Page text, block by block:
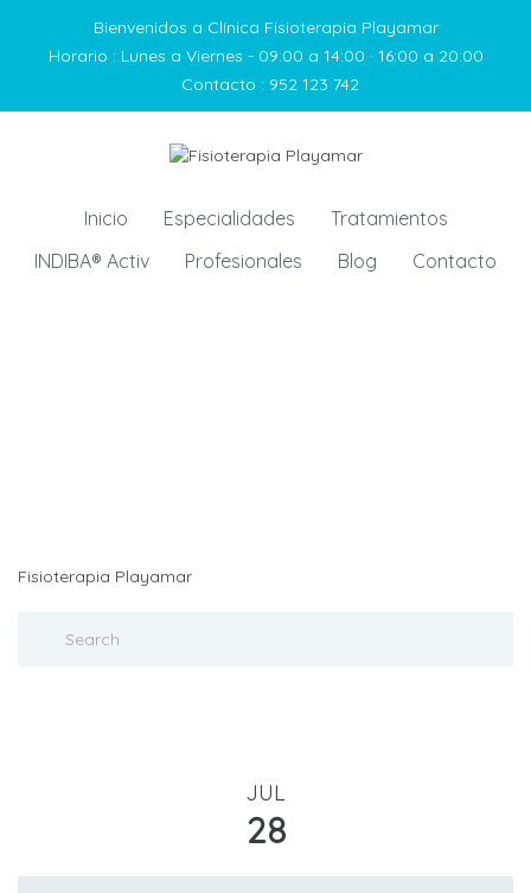
Bienvenidos a Clínica Fisioterapia Playamar
Horario : Lunes a Viernes - 09:00 a 14:00 · 16:00 a 20:00
Contacto : 952 123 742
Inicio Especialidades
Tratamientos
INDIBA® Activ
Profesionales Blog Contacto
Fisioterapia Playamar
JUL
28